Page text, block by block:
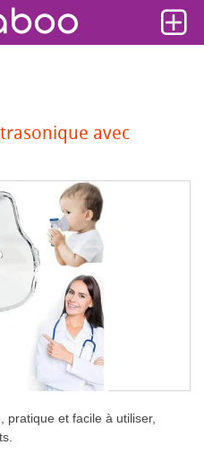
avec
pratique et facile à utiliser,